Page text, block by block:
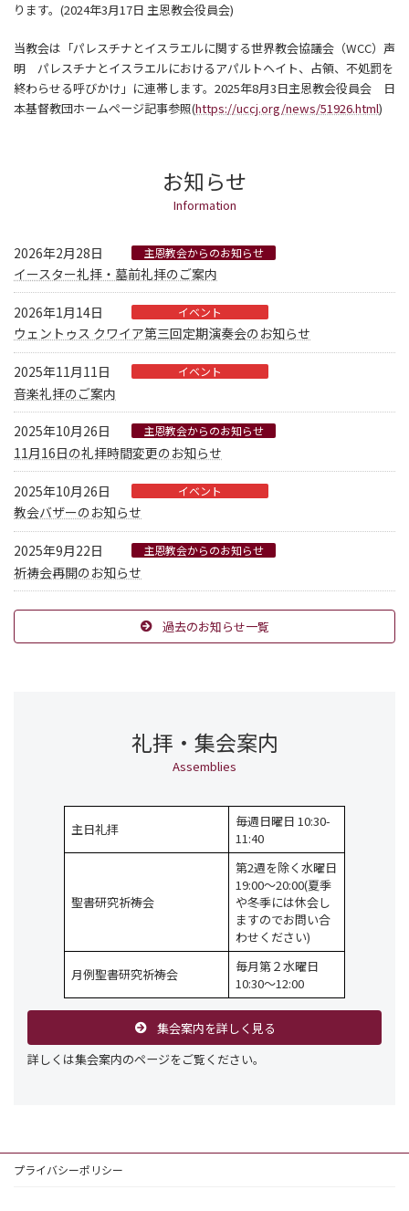
ります。(2024年3月17日 主恩教会役員会)
当教会は「パレスチナとイスラエルに関する世界教会協議会（WCC）声
明 パレスチナとイスラエルにおけるアパルトヘイト、占領、不処罰を
終わらせる呼びかけ」に連帯します。2025年8月3日主恩教会役員会 日
本基督教団ホームページ記事参照(https://uccj.org/news/51926.html)
お知らせ
Information
2026年2月28日 主恩教会からのお知らせ
イースター礼拝・墓前礼拝のご案内
2026年1月14日 イベント
ウェントゥス クワイア第三回定期演奏会のお知らせ
2025年11月11日 イベント
音楽礼拝のご案内
2025年10月26日 主恩教会からのお知らせ
11月16日の礼拝時間変更のお知らせ
2025年10月26日 イベント
教会バザーのお知らせ
2025年9月22日 主恩教会からのお知らせ
祈祷会再開のお知らせ
過去のお知らせ一覧
礼拝・集会案内
Assemblies
主日礼拝
毎週日曜日 10:30-
11:40
聖書研究祈祷会
第2週を除く水曜日
19:00〜20:00(夏季
や冬季には休会し
ますのでお問い合
わせください)
月例聖書研究祈祷会
毎月第２水曜日
10:30〜12:00
集会案内を詳しく見る
詳しくは集会案内のページをご覧ください。
プライバシーポリシー